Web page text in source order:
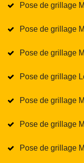
Pose de grillage
Pose de grillage
Pose de grillage
Pose de grillage
Pose de grillage
Pose de grillage
Pose de grillage